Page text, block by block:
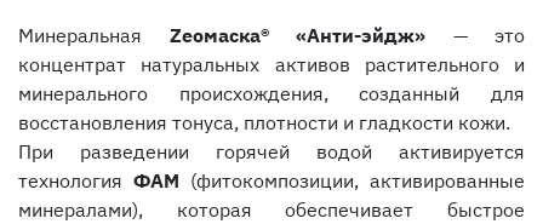
Минеральная Zеомаска® «Анти-эйдж» — это
концентрат натуральных активов растительного и
минерального происхождения, созданный для
восстановления тонуса, плотности и гладкости кожи.
При разведении горячей водой активируется
технология ФАМ (фитокомпозиции, активированные
минералами), которая обеспечивает быстрое